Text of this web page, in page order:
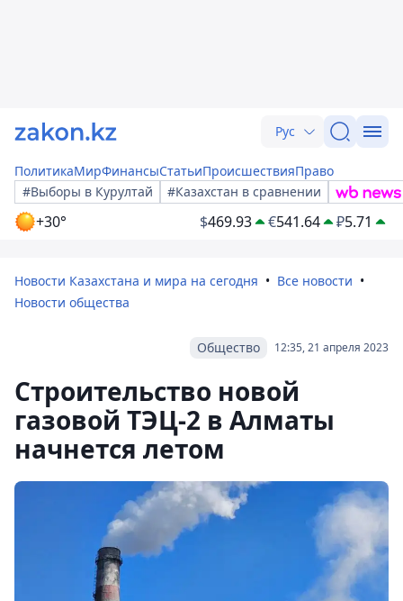
Рус
ПолитикаМирФинансыСтатьиПроисшествияПраво
#Выборы в Курултай
#Казахстан в сравнении
+30° $469.93 €541.64 ₽5.71
Новости Казахстана и мира на сегодня
Все новости
Новости общества
12:35, 21 апреля 2023
Общество
Строительство новой
газовой ТЭЦ-2 в Алматы
начнется летом